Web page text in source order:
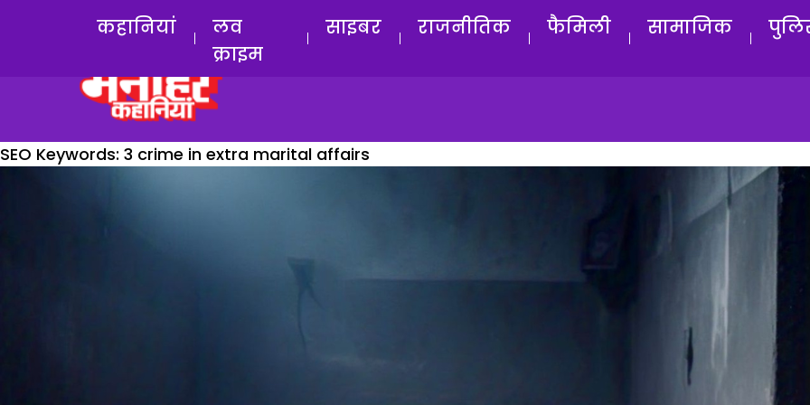
कहानियां
लव
क्राइम
साइबर राजनीतिक फैमिली सामाजिक
SEO Keywords: 3 crime in extra marital affairs